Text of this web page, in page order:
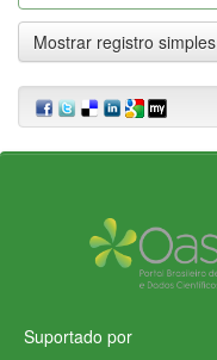
Mostrar registro
Suportado por